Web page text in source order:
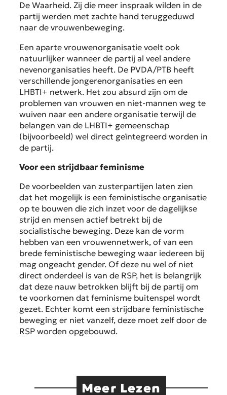
De Waarheid. Zij die meer inspraak wilden in de
partij werden met zachte hand teruggeduwd
naar de vrouwenbeweging.
Een aparte vrouwenorganisatie voelt ook
natuurlijker wanneer de partij al veel andere
nevenorganisaties heeft. De PVDA/PTB heeft
verschillende jongerenorganisaties en een
LHBTI+ netwerk. Het zou absurd zijn om de
problemen van vrouwen en niet-mannen weg te
wuiven naar een andere organisatie terwijl de
belangen van de LHBTI+ gemeenschap
(bijvoorbeeld) wel direct geïntegreerd worden in
de partij.
Voor een strijdbaar feminisme
De voorbeelden van zusterpartijen laten zien
dat het mogelijk is een feministische organisatie
op te bouwen die zich inzet voor de dagelijkse
strijd en mensen actief betrekt bij de
socialistische beweging. Deze kan de vorm
hebben van een vrouwennetwerk, of van een
brede feministische beweging waar iedereen bij
mag ongeacht gender. Of deze nu wel of niet
direct onderdeel is van de RSP, het is belangrijk
dat deze nauw betrokken blijft bij de partij om
te voorkomen dat feminisme buitenspel wordt
gezet. Echter komt een strijdbare feministische
beweging er niet vanzelf, deze moet zelf door de
RSP worden opgebouwd.
Meer Lezen